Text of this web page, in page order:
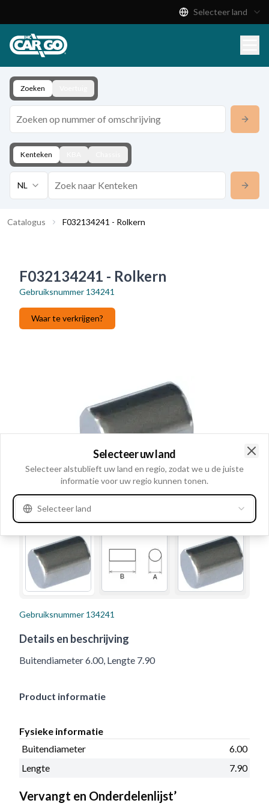
Download
Contact
Selecteer land
Zoeken
Kenteken
NL
Catalogus F032134241 - Rolkern
F032134241 - Rolkern
Gebruiksnummer 134241
Waar te verkrijgen?
Gebruiksnummer 134241
Details en beschrijving
Buitendiameter 6.00, Lengte 7.90
Product informatie
Fysieke informatie
Buitendiameter
6.00
Lengte
7.90
Vervangt en Onderdelenlijst’
Selecteer uw land
Selecteer alstublieft uw land en regio, zodat we u de juiste
informatie voor uw regio kunnen tonen.
Selecteer land